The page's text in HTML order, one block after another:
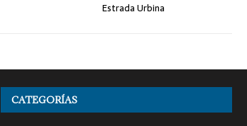
Estrada Urbina
CATEGORÍAS